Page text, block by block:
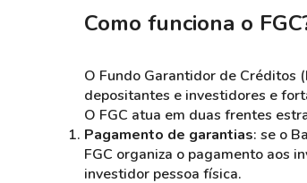
Como funciona o
O Fundo Garantidor de Créditos
depositantes e investidores e
O FGC atua em duas frentes
Pagamento de garantias: se o
FGC organiza o pagamento aos
investidor pessoa física.